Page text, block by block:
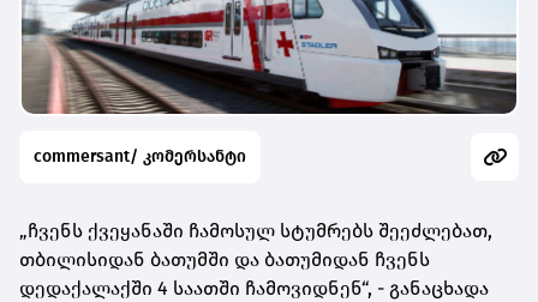
commersant/ კომერსანტი
„ჩვენს ქვეყანაში ჩამოსულ სტუმრებს შეეძლებათ,
თბილისიდან ბათუმში და ბათუმიდან ჩვენს
დედაქალაქში 4 საათში ჩამოვიდნენ“, - განაცხადა